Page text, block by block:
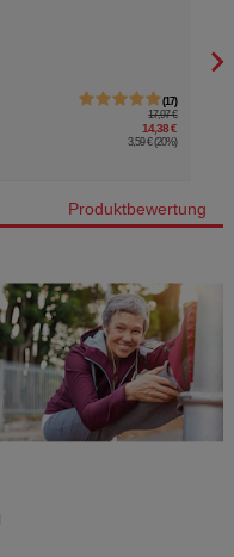
17
17,97 €
14,38 €
3,59 € (20%)
Produktbewertung